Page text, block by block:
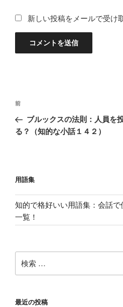
新しい投稿をメールで受け
投
ナ
シ
ョ
ン
過
去
の
前
ブルックスの法則：人員を
る？（知的な小話１４２）
用語集
知的で格好いい用語集：会話
一覧！
索:
最近の投稿